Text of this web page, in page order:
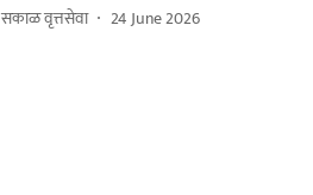
सकाळ वृत्तसेवा 24 June 2026